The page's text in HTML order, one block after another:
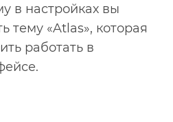
в настройках вы
тему «Atlas», которая
работать в